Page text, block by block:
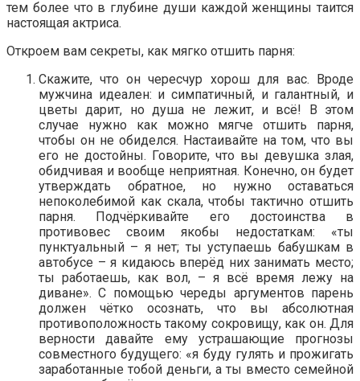
тем более что в глубине души каждой женщины таится
настоящая актриса.
Откроем вам секреты, как мягко отшить парня:
Скажите, что он чересчур хорош для вас. Вроде
мужчина идеален: и симпатичный, и галантный, и
цветы дарит, но душа не лежит, и всё! В этом
случае нужно как можно мягче отшить парня,
чтобы он не обиделся. Настаивайте на том, что вы
его не достойны. Говорите, что вы девушка злая,
обидчивая и вообще неприятная. Конечно, он будет
утверждать обратное, но нужно оставаться
непоколебимой как скала, чтобы тактично отшить
парня. Подчёркивайте его достоинства в
противовес своим якобы недостаткам: «ты
пунктуальный – я нет; ты уступаешь бабушкам в
автобусе – я кидаюсь вперёд них занимать место;
ты работаешь, как вол, – я всё время лежу на
диване». С помощью череды аргументов парень
должен чётко осознать, что вы абсолютная
противоположность такому сокровищу, как он. Для
верности давайте ему устрашающие прогнозы
совместного будущего: «я буду гулять и прожигать
заработанные тобой деньги, а ты вместо семейной